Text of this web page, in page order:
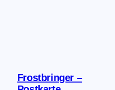
Frostbringer –